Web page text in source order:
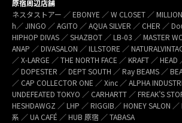
原宿周辺店舗
ネスタストアー ／ EBONYE ／ W CLOSET ／
h／ JINGO ／ AGITO ／ AQUA SILVER ／ CHER ／
HIPHOP DIVAS ／ SHAZBOT ／ LB-03 ／ MASTER
ANAP ／ DIVASALON ／ ILLSTORE ／
／ X-LARGE ／ THE NORTH FACE ／ KRAFT ／ HEAD
／ DOPESTER ／ DEPT SOUTH ／ Ray BEAMS ／
／ CAP COLLECTOR ONE ／ Xinc ／ ALPHA
UNDEFEATED TOKYO ／ CARHARTT ／ FREAK’S
HESHDAWGZ ／ LHP ／ RIGGIB／ HONEY SALON
系 ／ UA CAFÉ ／ HUB 原宿 ／ TABASA